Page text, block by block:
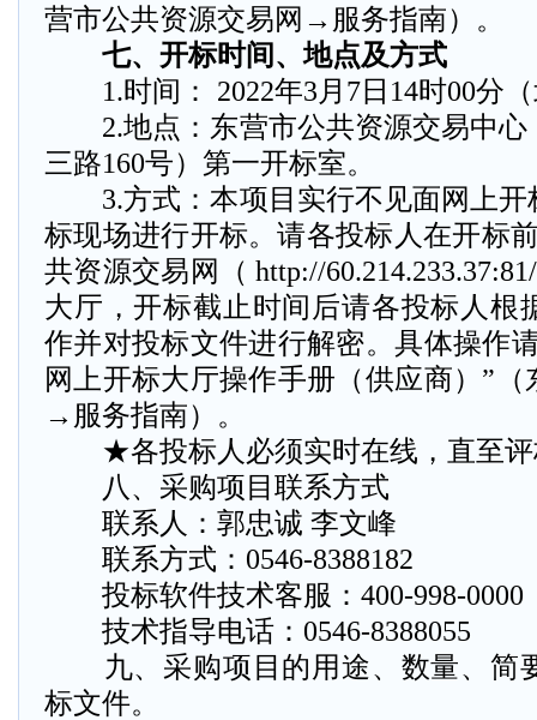
营市公共资源交易网→服务指南）。
七、开标时间、地点及方式
1.时间： 2022年3月7日14时00分（
2.地点：东营市公共资源交易中心
三路160号）第一开标室。
3.方式：本项目实行不见面网上开
标现场进行开标。请各投标人在开标
共资源交易网（ http://
大厅，开标截止时间后请各投标人根
作并对投标文件进行解密。具体操作
网上开标大厅操作手册（供应商）”
→服务指南）。
★各投标人必须实时在线，直至评
八、采购项目联系方式
联系人：郭忠诚 李文峰
联系方式：0546-8388182
投标软件技术客服：400-998-0000
技术指导电话：0546-8388055
九、采购项目的用途、数量、简
标文件。